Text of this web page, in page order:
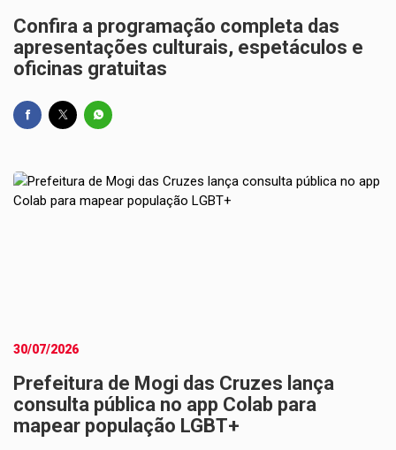
Confira a programação completa das
apresentações culturais, espetáculos e
oficinas gratuitas
30/07/2026
Prefeitura de Mogi das Cruzes lança
consulta pública no app Colab para
mapear população LGBT+